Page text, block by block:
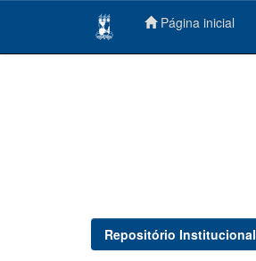
Página inicial
Repositório